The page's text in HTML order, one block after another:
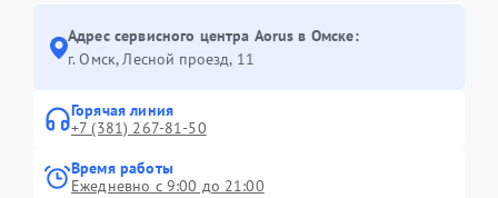
Адрес сервисного центра Aorus в Омске:
г. Омск, ​Лесной проезд, 11
Горячая линия
+7 (381) 267-81-50
Время работы
Ежедневно с 9:00 до 21:00